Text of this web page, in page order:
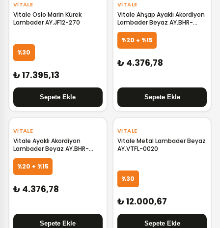
VITALE
Vitale Oslo Marin Kürek
Lambader AY.JF12-270
%30
₺ 17.395,13
VITALE
Vitale Ahşap Ayaklı Akordiyon
Lambader Beyaz AY.BHR-
0002
%20 + %15
₺ 4.376,78
VITALE
Vitale Ayaklı Akordiyon
Lambader Beyaz AY.BHR-
0002-S
%20 + %15
₺ 4.376,78
VITALE
Vitale Metal Lambader Beyaz
AY.VTFL-0020
%30
₺ 12.000,67